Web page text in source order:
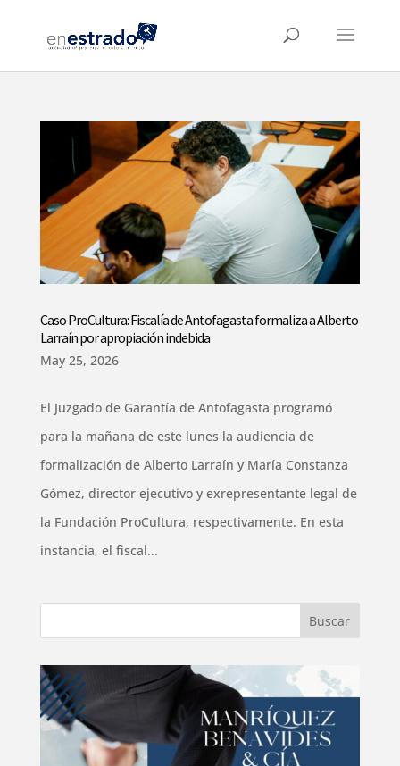
Caso ProCultura: Fiscalía de Antofagasta formaliza a Alberto
Larraín por apropiación indebida
May 25, 2026
El Juzgado de Garantía de Antofagasta programó
para la mañana de este lunes la audiencia de
formalización de Alberto Larraín y María Constanza
Gómez, director ejecutivo y exrepresentante legal de
la Fundación ProCultura, respectivamente. En esta
instancia, el fiscal...